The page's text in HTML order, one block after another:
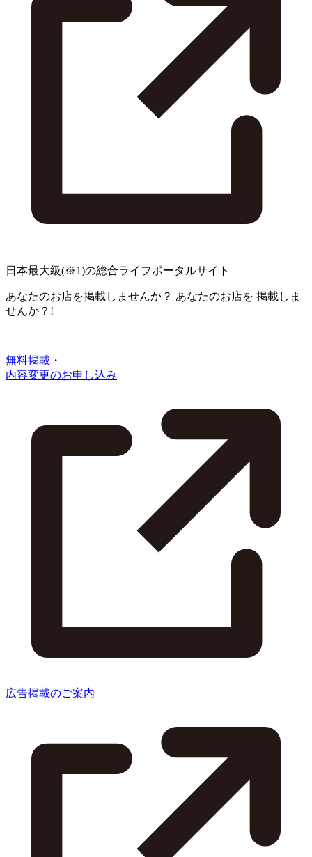
日本最大級(※1)の総合ライフポータルサイト
あなたのお店を掲載しませんか？ あなたのお店を 掲載しま
せんか？!
無料掲載・
内容変更のお申し込み
広告掲載のご案内